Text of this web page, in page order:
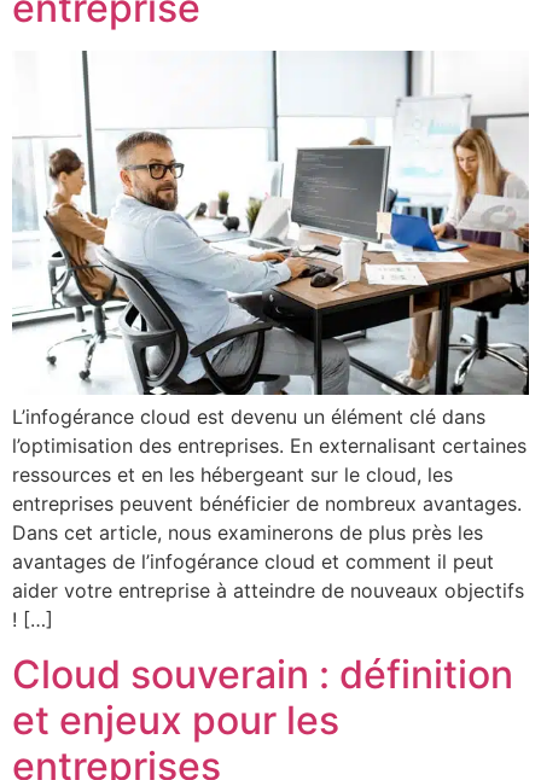
L’infogérance cloud est devenu un élément clé dans
l’optimisation des entreprises. En externalisant certaines
ressources et en les hébergeant sur le cloud, les
entreprises peuvent bénéficier de nombreux avantages.
Dans cet article, nous examinerons de plus près les
avantages de l’infogérance cloud et comment il peut
aider votre entreprise à atteindre de nouveaux objectifs
! […]
Cloud souverain : définition
et enjeux pour les
entreprises